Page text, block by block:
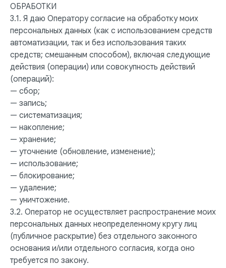
ОБРАБОТКИ
3.1. Я даю Оператору согласие на обработку моих
персональных данных (как с использованием средств
автоматизации, так и без использования таких
средств; смешанным способом), включая следующие
действия (операции) или совокупность действий
(операций):
— сбор;
— запись;
— систематизация;
— накопление;
— хранение;
— уточнение (обновление, изменение);
— использование;
— блокирование;
— удаление;
— уничтожение.
3.2. Оператор не осуществляет распространение моих
персональных данных неопределенному кругу лиц
(публичное раскрытие) без отдельного законного
основания и/или отдельного согласия, когда оно
требуется по закону.